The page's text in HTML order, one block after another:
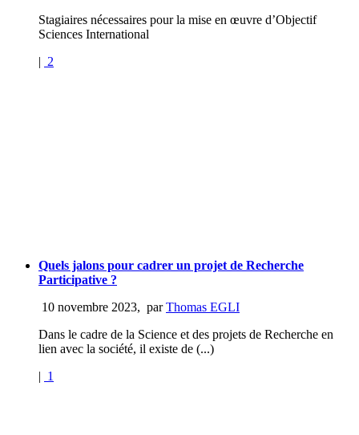
Stagiaires nécessaires pour la mise en œuvre d’Objectif
Sciences International
| 2
Quels jalons pour cadrer un projet de Recherche
Participative ?
10 novembre 2023, parThomas EGLI
Dans le cadre de la Science et des projets de Recherche en
lien avec la société, il existe de (...)
| 1